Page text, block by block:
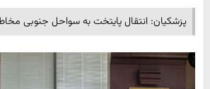
پزشکیان: انتقال پایتخت به سواحل جنوبی